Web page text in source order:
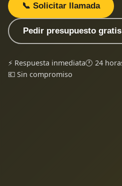
📞 Solicitar llamada
Pedir presupuesto gratis
⚡ Respuesta inmediata🕐 24
💶 Sin compromiso